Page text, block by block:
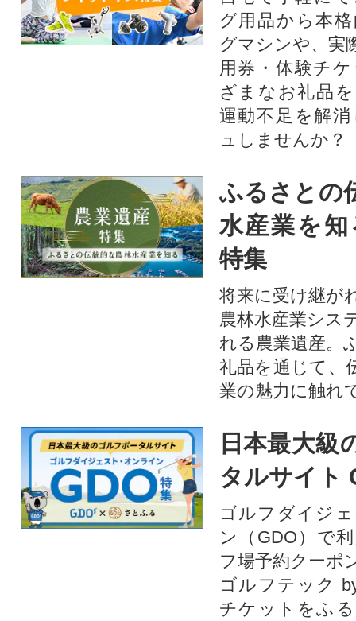
グ用品から本
グマシンや、実
用券・体験チ
ざまなお礼品
運動不足を解
ュしませんか？
ふるさとの
水産業を
特集
将来に受け継が
農林水産業シス
れる農業遺産。
礼品を通じて、
業の魅力に触れ
日本最大級
タルサイト
ゴルフダイジ
ン（GDO）で
フ場予約クーポ
ゴルフテック
チケットをふ